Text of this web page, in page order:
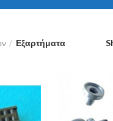
Εξαρτήματα